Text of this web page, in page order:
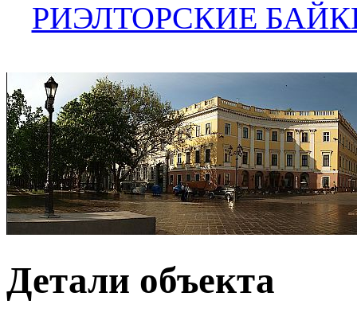
РИЭЛТОРСКИЕ
Детали объекта